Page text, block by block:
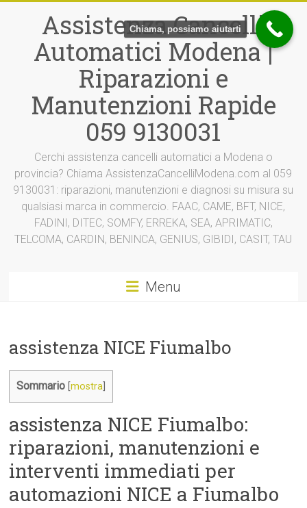
contenutoAssistenza Cancelli
Automatici Modena |
Riparazioni e
Manutenzioni Rapide
059 9130031
Cerchi assistenza cancelli automatici a Modena o
provincia? Chiama AssistenzaCancelliModena.com al 059
9130031: riparazioni, manutenzioni e diagnosi su misura su
qualsiasi marca in commercio. FAAC, CAME, BFT, NICE,
FADINI, DITEC, SOMFY, ERREKA, SEA, APRIMATIC,
TELCOMA, CARDIN, BENINCA, GENIUS, GIBIDI, CASIT, TAU
Menu
assistenza NICE Fiumalbo
Sommario [mostra
assistenza NICE Fiumalbo:
riparazioni, manutenzioni e
interventi immediati per
automazioni NICE a Fiumalbo
Chiama, possiamo aiutarti